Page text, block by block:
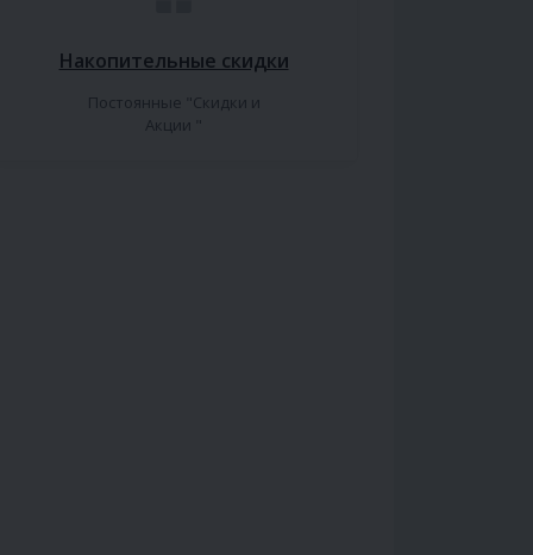
Накопительные скидки
Постоянные "Скидки и
Акции "